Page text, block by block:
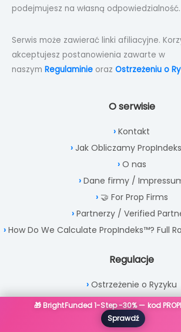
podejmujesz na własną odpowiedzialność.
Serwis może zawierać linki afiliacyjne.
akceptujesz postanowienia zawarte w
naszym Regulaminie oraz Ostrzeżeniu o
O serwisie
Kontakt
Jak Obliczamy
O nas
Dane firmy /
🤝 For Prop Firms
Partnerzy / Verified
How Do We Calculate PropIndeks™? Full
Regulacje
Ostrzeżenie o Ryzyku
Regulamin
Polityka Prywatności
🎁 BrightFunded 1-Step -30% — kod
Sprawdź